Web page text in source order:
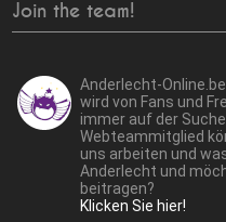
Join the team!
Anderlecht-
wird von Fans und
immer auf der
Webteammitglied
uns arbeiten und
Anderlecht und
beitragen?
Klicken Sie hier!